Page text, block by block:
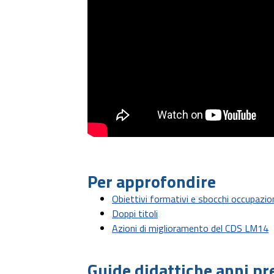
Per approfondire
Obiettivi formativi e sbocchi
Doppi titoli
Azioni di miglioramento del CDS LM14